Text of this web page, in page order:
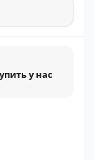
у нас